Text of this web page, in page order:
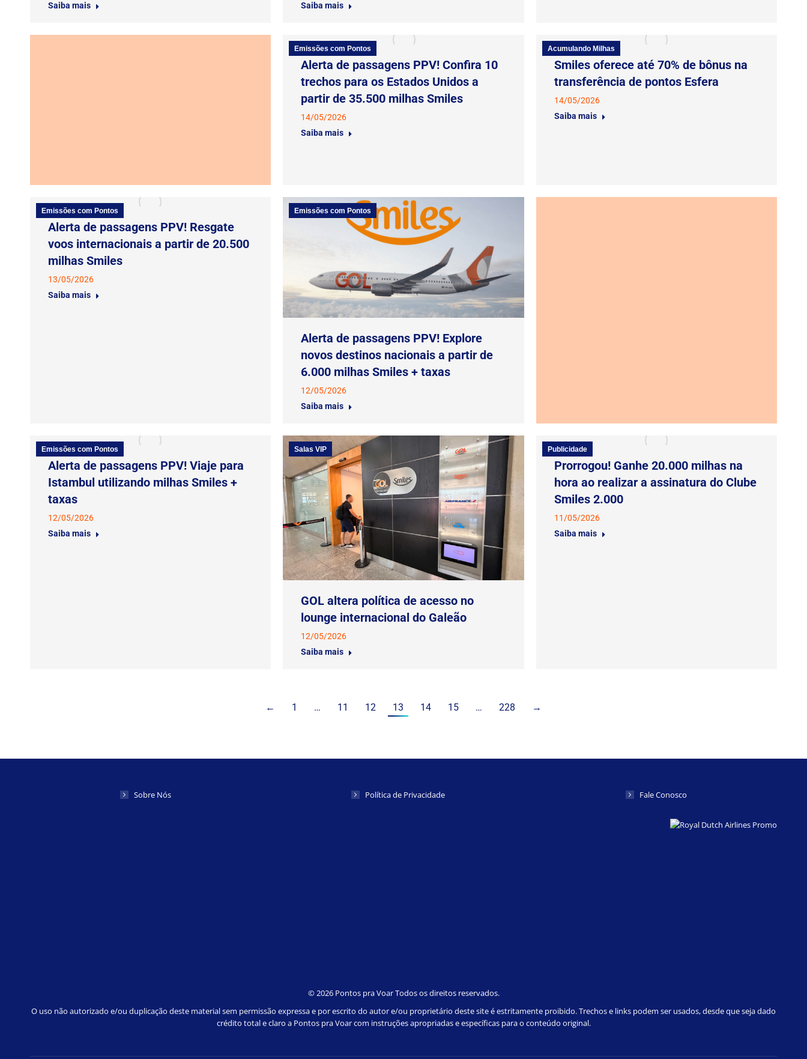
Saiba mais
Saiba mais
Emissões com Pontos
Alerta de passagens PPV! Confira 10
trechos para os Estados Unidos a
partir de 35.500 milhas Smiles
14/05/2026
Saiba mais
Acumulando Milhas
Smiles oferece até 70% de bônus na
transferência de pontos Esfera
14/05/2026
Saiba mais
Emissões com Pontos
Alerta de passagens PPV! Resgate
voos internacionais a partir de 20.500
milhas Smiles
13/05/2026
Saiba mais
Emissões com Pontos
Alerta de passagens PPV! Explore
novos destinos nacionais a partir de
6.000 milhas Smiles + taxas
12/05/2026
Saiba mais
Emissões com Pontos
Alerta de passagens PPV! Viaje para
Istambul utilizando milhas Smiles +
taxas
12/05/2026
Saiba mais
Salas VIP
GOL altera política de acesso no
lounge internacional do Galeão
12/05/2026
Saiba mais
Publicidade
Prorrogou! Ganhe 20.000 milhas na
hora ao realizar a assinatura do Clube
Smiles 2.000
11/05/2026
Saiba mais
← 1 … 11 12 13 14 15 … 228 →
Sobre Nós Política de Privacidade Fale Conosco
©2026 Pontos pra Voar Todos os direitos reservados.
O uso não autorizado e/ou duplicação deste material sem permissão expressa e por escrito do autor e/ou proprietário deste site é estritamente proibido. Trechos e links podem ser usados, desde que seja dado
crédito total e claro a Pontos pra Voar com instruções apropriadas e específicas para o conteúdo original.